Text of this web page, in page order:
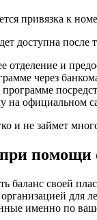
привязка к
доступна
отделение и
через
программе
официальном
и не займет
помощи
баланс своей
для
именно по